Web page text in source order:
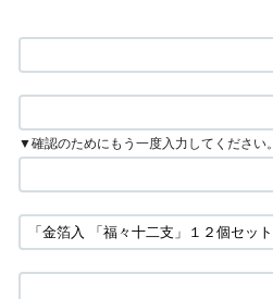
▼確認のためにもう一度入力してください。